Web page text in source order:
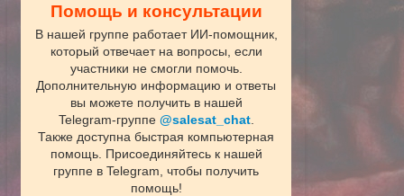
Помощь и консультации
В нашей группе работает ИИ‑помощник,
который отвечает на вопросы, если
участники не смогли помочь.
Дополнительную информацию и ответы
вы можете получить в нашей
Telegram‑группе @salesat_chat.
Также доступна быстрая компьютерная
помощь. Присоединяйтесь к нашей
группе в Telegram, чтобы получить
помощь!